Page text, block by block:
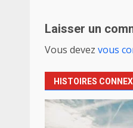
Laisser un
Vous devez vous
HISTOIRES